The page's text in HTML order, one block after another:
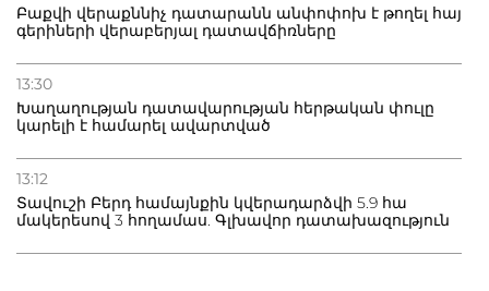
Բաքվի վերաքննիչ դատարանն անփոփոխ է թողել հայ
գերիների վերաբերյալ դատավճիռները
13:30
Խաղաղության դատավարության հերթական փուլը
կարելի է համարել ավարտված
13:12
Տավուշի Բերդ համայնքին կվերադարձվի 5.9 հա
մակերեսով 3 հողամաս. Գլխավոր դատախազություն